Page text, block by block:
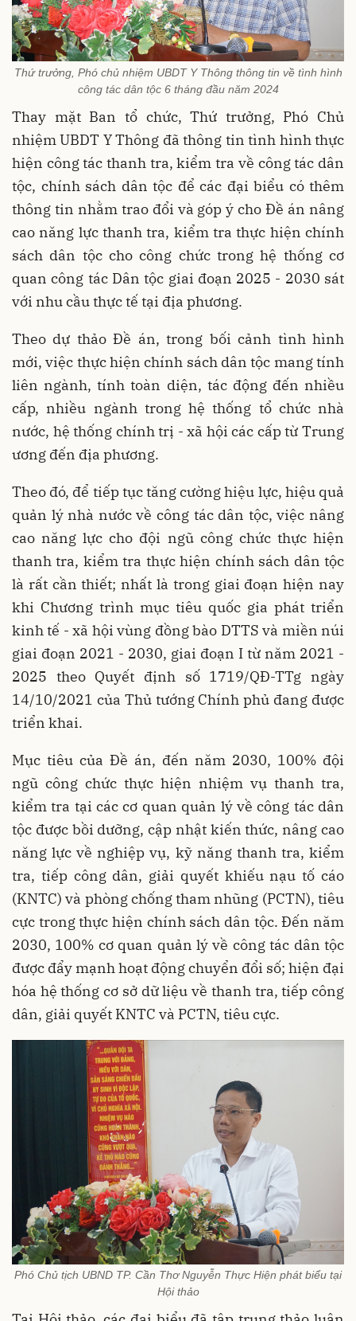
Thứ trưởng, Phó chủ nhiệm UBDT Y Thông thông tin về tình hình
công tác dân tộc 6 tháng đầu năm 2024
Thay mặt Ban tổ chức, Thứ trưởng, Phó Chủ
nhiệm UBDT Y Thông đã thông tin tình hình thực
hiện công tác thanh tra, kiểm tra về công tác dân
tộc, chính sách dân tộc để các đại biểu có thêm
thông tin nhằm trao đổi và góp ý cho Đề án nâng
cao năng lực thanh tra, kiểm tra thực hiện chính
sách dân tộc cho công chức trong hệ thống cơ
quan công tác Dân tộc giai đoạn 2025 - 2030 sát
với nhu cầu thực tế tại địa phương.
Theo dự thảo Đề án, trong bối cảnh tình hình
mới, việc thực hiện chính sách dân tộc mang tính
liên ngành, tính toàn diện, tác động đến nhiều
cấp, nhiều ngành trong hệ thống tổ chức nhà
nước, hệ thống chính trị - xã hội các cấp từ Trung
ương đến địa phương.
Theo đó, để tiếp tục tăng cường hiệu lực, hiệu quả
quản lý nhà nước về công tác dân tộc, việc nâng
cao năng lực cho đội ngũ công chức thực hiện
thanh tra, kiểm tra thực hiện chính sách dân tộc
là rất cần thiết; nhất là trong giai đoạn hiện nay
khi Chương trình mục tiêu quốc gia phát triển
kinh tế - xã hội vùng đồng bào DTTS và miền núi
giai đoạn 2021 - 2030, giai đoạn I từ năm 2021 -
2025 theo Quyết định số 1719/QĐ-TTg ngày
14/10/2021 của Thủ tướng Chính phủ đang được
triển khai.
Mục tiêu của Đề án, đến năm 2030, 100% đội
ngũ công chức thực hiện nhiệm vụ thanh tra,
kiểm tra tại các cơ quan quản lý về công tác dân
tộc được bồi dưỡng, cập nhật kiến thức, nâng cao
năng lực về nghiệp vụ, kỹ năng thanh tra, kiểm
tra, tiếp công dân, giải quyết khiếu nạu tố cáo
(KNTC) và phòng chống tham nhũng (PCTN), tiêu
cực trong thực hiện chính sách dân tộc. Đến năm
2030, 100% cơ quan quản lý về công tác dân tộc
được đẩy mạnh hoạt động chuyển đổi số; hiện đại
hóa hệ thống cơ sở dữ liệu về thanh tra, tiếp công
dân, giải quyết KNTC và PCTN, tiêu cực.
Phó Chủ tịch UBND TP. Cần Thơ Nguyễn Thực Hiện phát biểu tại
Hội thảo